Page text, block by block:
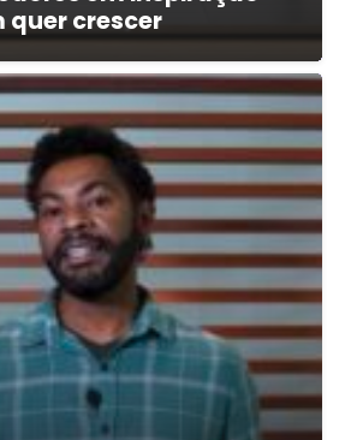
quer crescer